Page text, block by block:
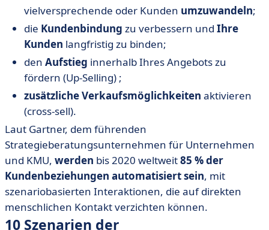
vielversprechende oder Kunden umzuwandeln;
die Kundenbindung zu verbessern und Ihre
Kunden langfristig zu binden;
den Aufstieg innerhalb Ihres Angebots zu
fördern (Up-Selling) ;
zusätzliche Verkaufsmöglichkeiten aktivieren
(cross-sell).
Laut Gartner, dem führenden
Strategieberatungsunternehmen für Unternehmen
und KMU, werden bis 2020 weltweit85 % der
Kundenbeziehungen automatisiert sein, mit
szenariobasierten Interaktionen, die auf direkten
menschlichen Kontakt verzichten können.
10 Szenarien der